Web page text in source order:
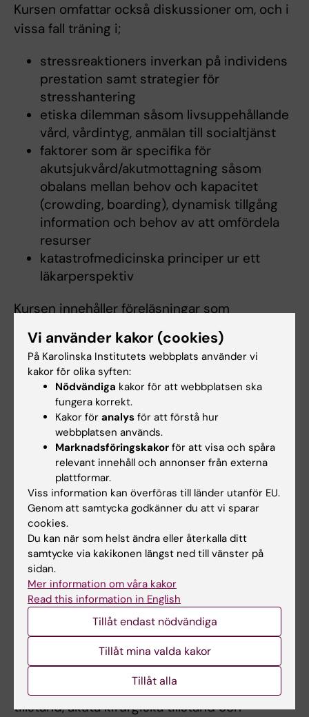
Kursen omfattar också diskussioner om, och i
vissa fall träning i;
stressreaktioners inverkan på individens
prestation samt strategier för
stresshantering
etiska dilemman såsom livsuppehållande
vård, vårdintyg, anmälan till socialtjänst
faktorer som är specifika för
akutsjukvård/akutmottagning såsom
obalans mellan behov och kapacitet
(crowding, boarding), dynamisk tillgång
information och behov av att omfördela
resurser
katastrofmedicinska principer ur ett
läkarperspektiv
Kursen innehåller föreläsningar som
introducerar och definierar
förbättringsarbete. Detta introducerar träning
i förbättringsarbete som ingår i kursen "Hälsa i
samhälle och miljö" på termin 11.
Studenterna får i uppgift att välja inom vilket
område de vill arbeta med förbättring, samt
att inom detta område identifiera ett behov av
förbättringsarbete.
Kursen samarbetar med Katastrofmedicinskt
centrum och ambulanssjukvården.
Arbetsformer
VFU på akutmottagning och
intermediärvårdsavdelningar på Danderyds
sjukhus. Simulering vid Clinicum DS.
Seminarier och gruppövningar kring
handläggningen av vanliga akutmedicinska
tillstånd, akuta kirurgiska tillstånd och
Vi använder kakor (cookies)
På Karolinska Institutets webbplats använder vi
kakor för olika syften:
Nödvändiga kakor för att webbplatsen ska
fungera korrekt.
Kakor för analys för att förstå hur
webbplatsen används.
Marknadsföringskakor för att visa och spåra
relevant innehåll och annonser från externa
plattformar.
Viss information kan överföras till länder utanför EU.
Genom att samtycka godkänner du att vi sparar
cookies.
Du kan när som helst ändra eller återkalla ditt
samtycke via kakikonen längst ned till vänster på
sidan.
Mer information om våra kakor
Read this information in English
Tillåt endast nödvändiga
Tillåt mina valda kakor
Tillåt alla